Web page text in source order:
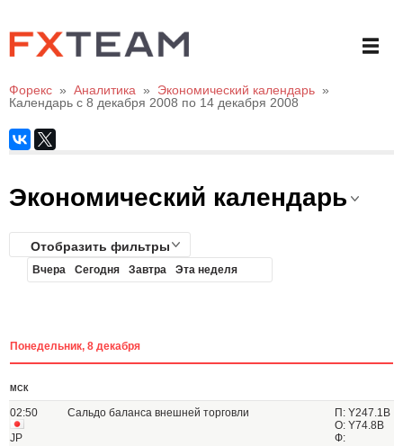
Форекс » Аналитика » Экономический календарь »
Календарь с 8 декабря 2008 по 14 декабря 2008
Экономический календарь
Отобразить фильтры
Вчера Сегодня Завтра Эта неделя
Понедельник, 8 декабря
МСК
02:50
JP
Сальдо баланса внешней торговли
П: Y247.1B
О: Y74.8B
Ф: